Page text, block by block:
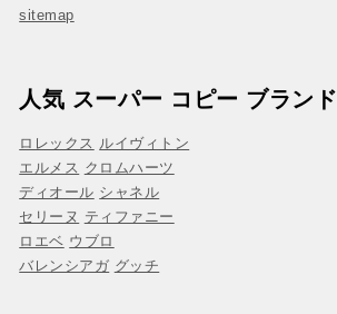
sitemap
人気 スーパー コピー ブランド
ロレックス ルイヴィトン
エルメス クロムハーツ
ディオール シャネル
セリーヌ ティファニー
ロエベ ウブロ
バレンシアガ グッチ